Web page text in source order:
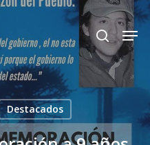
search
Destacados
Close
Menu